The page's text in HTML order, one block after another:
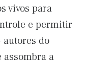
vivos para
e permitir
do
a